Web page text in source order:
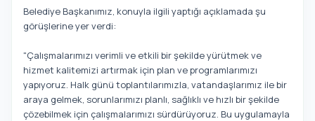
Belediye Başkanımız, konuyla ilgili yaptığı açıklamada şu
görüşlerine yer verdi:
"Çalışmalarımızı verimli ve etkili bir şekilde yürütmek ve
hizmet kalitemizi artırmak için plan ve programlarımızı
yapıyoruz. Halk günü toplantılarımızla, vatandaşlarımız ile bir
araya gelmek, sorunlarımızı planlı, sağlıklı ve hızlı bir şekilde
çözebilmek için çalışmalarımızı sürdürüyoruz. Bu uygulamayla